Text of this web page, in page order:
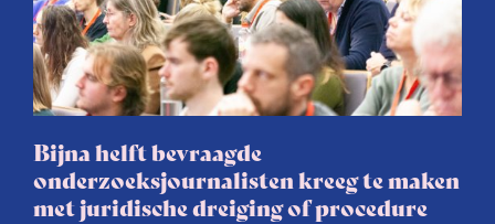
Bijna helft bevraagde
onderzoeksjournalisten kreeg te maken
met juridische dreiging of procedure